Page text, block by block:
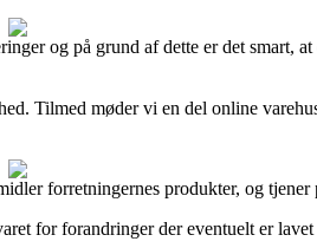
og på grund af dette er det smart,
Tilmed møder vi en del online
forretningernes produkter, og
for forandringer der eventuelt er